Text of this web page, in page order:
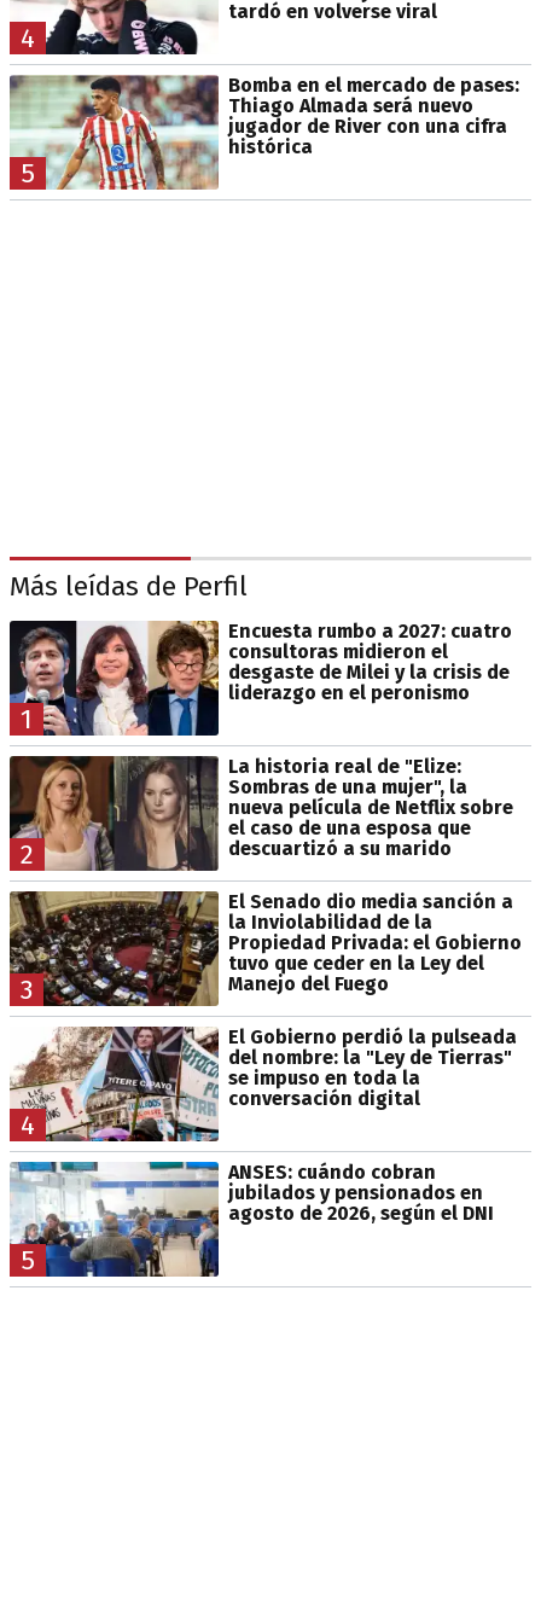
4
tardó en volverse viral
5
Bomba en el mercado de pases:
Thiago Almada será nuevo
jugador de River con una cifra
histórica
Más leídas de Perfil
1
Encuesta rumbo a 2027: cuatro
consultoras midieron el
desgaste de Milei y la crisis de
liderazgo en el peronismo
2
La historia real de "Elize:
Sombras de una mujer", la
nueva película de Netflix sobre
el caso de una esposa que
descuartizó a su marido
3
El Senado dio media sanción a
la Inviolabilidad de la
Propiedad Privada: el Gobierno
tuvo que ceder en la Ley del
Manejo del Fuego
4
El Gobierno perdió la pulseada
del nombre: la "Ley de Tierras"
se impuso en toda la
conversación digital
5
ANSES: cuándo cobran
jubilados y pensionados en
agosto de 2026, según el DNI